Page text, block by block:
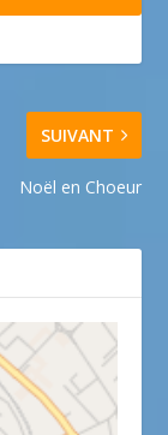
SUIVANT
Noël en Choeur